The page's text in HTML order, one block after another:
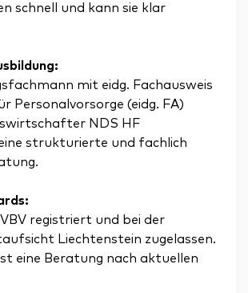
schnell und kann sie klar
mit eidg. Fachausweis
Personalvorsorge (eidg. FA)
NDS HF
strukturierte und fachlich
registriert und bei der
Liechtenstein zugelassen.
eine Beratung nach aktuellen